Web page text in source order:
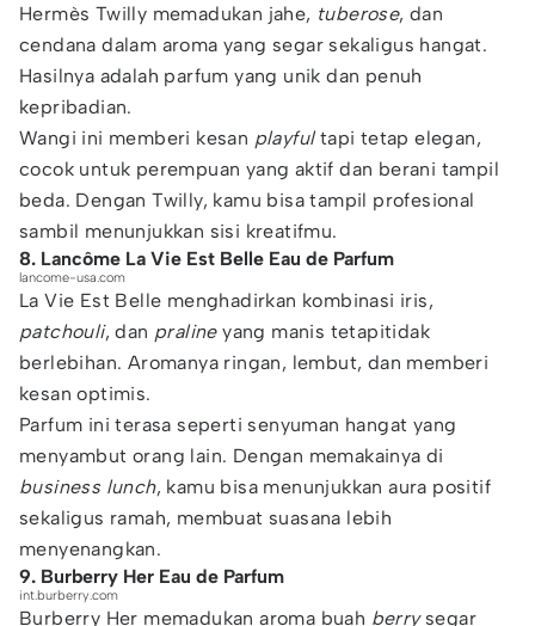
Hermès Twilly memadukan jahe, tuberose, dan
cendana dalam aroma yang segar sekaligus hangat.
Hasilnya adalah parfum yang unik dan penuh
kepribadian.
Wangi ini memberi kesan playfultapi tetap elegan,
cocok untuk perempuan yang aktif dan berani tampil
beda. Dengan Twilly, kamu bisa tampil profesional
sambil menunjukkan sisi kreatifmu.
8. Lancôme La Vie Est Belle Eau de Parfum
lancome-usa.com
La Vie Est Belle menghadirkan kombinasi iris,
patchouli, dan pralineyang manis tetapitidak
berlebihan. Aromanya ringan, lembut, dan memberi
kesan optimis.
Parfum ini terasa seperti senyuman hangat yang
menyambut orang lain. Dengan memakainya di
business lunch, kamu bisa menunjukkan aura positif
sekaligus ramah, membuat suasana lebih
menyenangkan.
9. Burberry Her Eau de Parfum
int.burberry.com
Burberry Her memadukan aroma buah berrysegar